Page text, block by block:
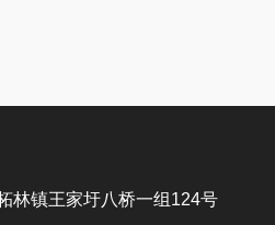
际使用需求，从功
流，为设备合理使
林镇王家圩八桥一组124号